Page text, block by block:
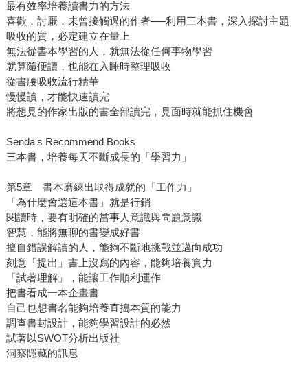
最有效率培養讀書力的方法
喜歡．討厭．未曾接觸過的作者──利用三本書，深入探討主題
吸收的質，必定建立在量上
無法從書本學習的人，就無法從任何事物學習
就算隨便讀，也能在入睡時整理吸收
從書腰吸收流行精華
慢慢讀，才能快速讀完
將想見的作家出版的書全部讀完，見面時就能抓住機會
Senda's Recommend Books
三本書，培養每天不斷成長的「學習力」
第5章 書本磨練出取得成就的「工作力」
「為什麼會選這本書」就是行銷
閱讀時，要有明確的當事人意識與問題意識
智慧，能將無聊的書變成好書
擅自錯誤解讀的人，能夠不斷地挑戰並邁向成功
刻意「提出」書上沒寫的內容，能夠培養實力
「試著理解」，能讓工作順利運作
把書看成一本企畫書
自己也想書名能夠培養直搗本質的能力
調查書封設計，能夠學習設計的必然
試著以SWOT分析出版社
洞察隱藏的訊息